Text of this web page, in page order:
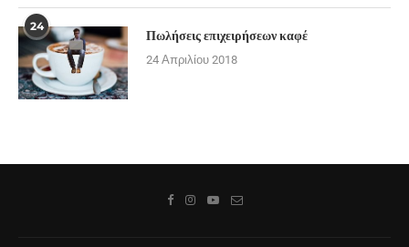
24 Πωλήσεις επιχειρήσεων καφέ
24 Απριλίου 2018